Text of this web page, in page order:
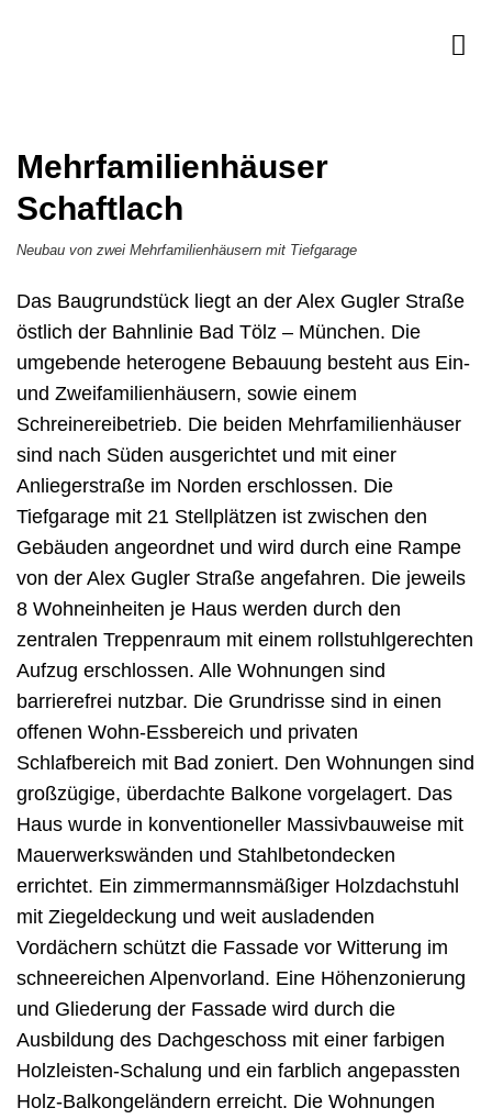
Mehrfamilienhäuser
Schaftlach
Neubau von zwei Mehrfamilienhäusern mit Tiefgarage
Das Baugrundstück liegt an der Alex Gugler Straße
östlich der Bahnlinie Bad Tölz – München. Die
umgebende heterogene Bebauung besteht aus Ein-
und Zweifamilienhäusern, sowie einem
Schreinereibetrieb. Die beiden Mehrfamilienhäuser
sind nach Süden ausgerichtet und mit einer
Anliegerstraße im Norden erschlossen. Die
Tiefgarage mit 21 Stellplätzen ist zwischen den
Gebäuden angeordnet und wird durch eine Rampe
von der Alex Gugler Straße angefahren. Die jeweils
8 Wohneinheiten je Haus werden durch den
zentralen Treppenraum mit einem rollstuhlgerechten
Aufzug erschlossen. Alle Wohnungen sind
barrierefrei nutzbar. Die Grundrisse sind in einen
offenen Wohn-Essbereich und privaten
Schlafbereich mit Bad zoniert. Den Wohnungen sind
großzügige, überdachte Balkone vorgelagert. Das
Haus wurde in konventioneller Massivbauweise mit
Mauerwerkswänden und Stahlbetondecken
errichtet. Ein zimmermannsmäßiger Holzdachstuhl
mit Ziegeldeckung und weit ausladenden
Vordächern schützt die Fassade vor Witterung im
schneereichen Alpenvorland. Eine Höhenzonierung
und Gliederung der Fassade wird durch die
Ausbildung des Dachgeschoss mit einer farbigen
Holzleisten-Schalung und ein farblich angepassten
Holz-Balkongeländern erreicht. Die Wohnungen